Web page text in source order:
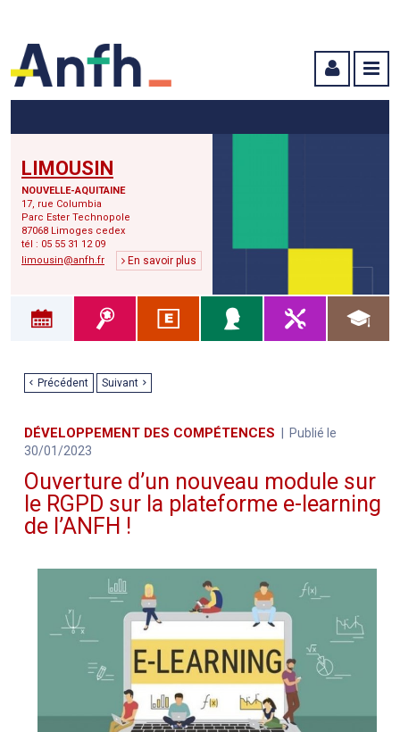
LIMOUSIN
NOUVELLE-AQUITAINE
17, rue Columbia
Parc Ester Technopole
87068 Limoges cedex
tél : 05 55 31 12 09
limousin@anfh.fr
En savoir plus
Précédent Suivant
DÉVELOPPEMENT DES COMPÉTENCES
Publié le
30/01/2023
Ouverture d’un nouveau module sur
le RGPD sur la plateforme e-learning
de l’ANFH !